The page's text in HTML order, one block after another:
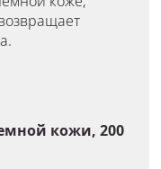
кожи, 200